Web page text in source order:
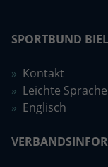
SPORTBUND
Kontakt
Leichte Sprache
Englisch